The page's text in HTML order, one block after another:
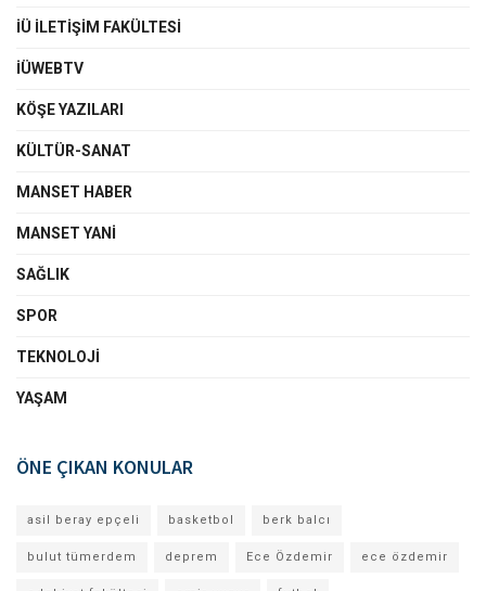
İÜ İLETIŞIM FAKÜLTESI
İÜWEBTV
KÖŞE YAZILARI
KÜLTÜR-SANAT
MANSET HABER
MANSET YANI
SAĞLIK
SPOR
TEKNOLOJI
YAŞAM
ÖNE ÇIKAN KONULAR
asil beray epçeli basketbol berk balcı
bulut tümerdem deprem Ece Özdemir ece özdemir